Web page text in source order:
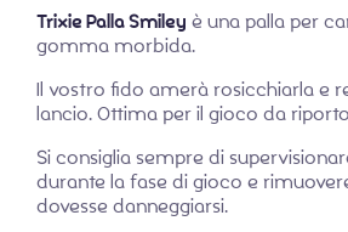
Trixie Palla Smiley è una palla per
gomma morbida.
Il vostro fido amerà rosicchiarla e
lancio. Ottima per il gioco da riporto
Si consiglia sempre di
durante la fase di gioco e
dovesse danneggiarsi.